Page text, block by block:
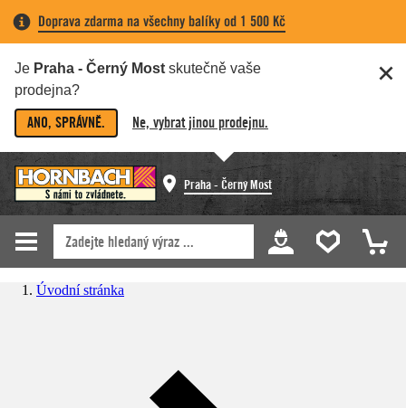
Doprava zdarma na všechny balíky od 1 500 Kč
Je Praha - Černý Most skutečně vaše
prodejna?
ANO, SPRÁVNĚ. Ne, vybrat jinou prodejnu.
Praha - Černý Most
Úvodní stránka